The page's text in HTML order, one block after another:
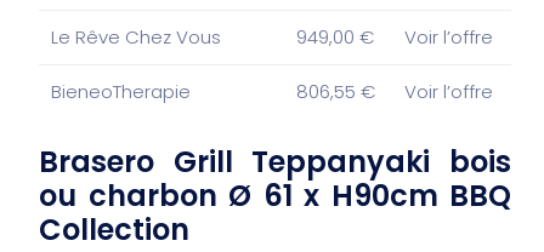
Le Rêve Chez Vous 949,00 € Voir l’offre
BieneoTherapie 806,55 € Voir l’offre
Brasero Grill Teppanyaki bois
ou charbon Ø 61 x H90cm BBQ
Collection